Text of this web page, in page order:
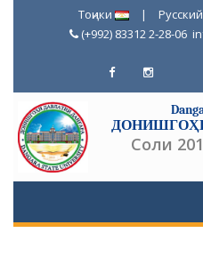
Тоҷики | Русский
(+992) 83312 2-28-06
Соли